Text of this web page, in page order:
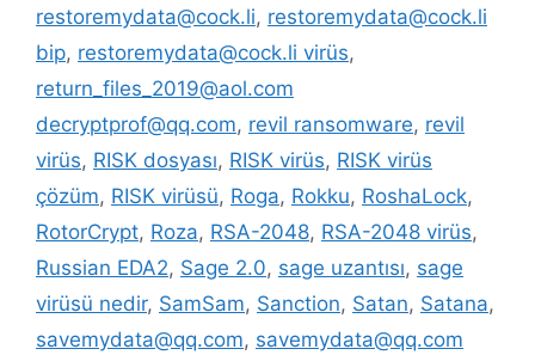
restoremydata@cock.li, restoremydata@cock.li
bip, restoremydata@cock.li virüs,
return_files_2019@aol.com
decryptprof@qq.com, revil ransomware, revil
virüs, RISK dosyası, RISK virüs, RISK virüs
çözüm, RISK virüsü, Roga, Rokku, RoshaLock,
RotorCrypt, Roza, RSA-2048, RSA-2048 virüs,
Russian EDA2, Sage 2.0, sage uzantısı, sage
virüsü nedir, SamSam, Sanction, Satan, Satana,
savemydata@qq.com, savemydata@qq.com